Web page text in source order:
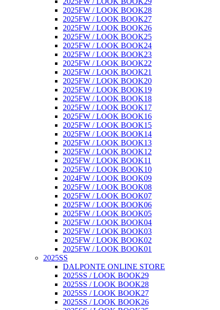
2025FW / LOOK BOOK28
2025FW / LOOK BOOK27
2025FW / LOOK BOOK26
2025FW / LOOK BOOK25
2025FW / LOOK BOOK24
2025FW / LOOK BOOK23
2025FW / LOOK BOOK22
2025FW / LOOK BOOK21
2025FW / LOOK BOOK20
2025FW / LOOK BOOK19
2025FW / LOOK BOOK18
2025FW / LOOK BOOK17
2025FW / LOOK BOOK16
2025FW / LOOK BOOK15
2025FW / LOOK BOOK14
2025FW / LOOK BOOK13
2025FW / LOOK BOOK12
2025FW / LOOK BOOK11
2025FW / LOOK BOOK10
2024FW / LOOK BOOK09
2025FW / LOOK BOOK08
2025FW / LOOK BOOK07
2025FW / LOOK BOOK06
2025FW / LOOK BOOK05
2025FW / LOOK BOOK04
2025FW / LOOK BOOK03
2025FW / LOOK BOOK02
2025FW / LOOK BOOK01
2025SS
DALPONTE ONLINE STORE
2025SS / LOOK BOOK29
2025SS / LOOK BOOK28
2025SS / LOOK BOOK27
2025SS / LOOK BOOK26